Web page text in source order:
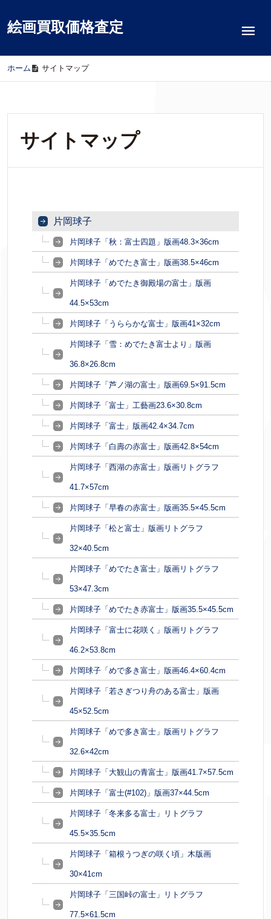
絵画買取価格査定
ホーム / サイトマップ
サイトマップ
片岡球子
片岡球子「秋：富士四題」版画48.3×36cm
片岡球子「めでたき富士」版画38.5×46cm
片岡球子「めでたき御殿場の富士」版画
44.5×53cm
片岡球子「うららかな富士」版画41×32cm
片岡球子「雪：めでたき富士より」版画
36.8×26.8cm
片岡球子「芦ノ湖の富士」版画69.5×91.5cm
片岡球子「富士」工藝画23.6×30.8cm
片岡球子「富士」版画42.4×34.7cm
片岡球子「白壽の赤富士」版画42.8×54cm
片岡球子「西湖の赤富士」版画リトグラフ
41.7×57cm
片岡球子「早春の赤富士」版画35.5×45.5cm
片岡球子「松と富士」版画リトグラフ
32×40.5cm
片岡球子「めでたき富士」版画リトグラフ
53×47.3cm
片岡球子「めでたき赤富士」版画35.5×45.5cm
片岡球子「富士に花咲く」版画リトグラフ
46.2×53.8cm
片岡球子「めで多き富士」版画46.4×60.4cm
片岡球子「若さぎつり舟のある富士」版画
45×52.5cm
片岡球子「めで多き富士」版画リトグラフ
32.6×42cm
片岡球子「大観山の青富士」版画41.7×57.5cm
片岡球子「富士(#102)」版画37×44.5cm
片岡球子「冬来多る富士」リトグラフ
45.5×35.5cm
片岡球子「箱根うつぎの咲く頃」木版画
30×41cm
片岡球子「三国峠の富士」リトグラフ
77.5×61.5cm